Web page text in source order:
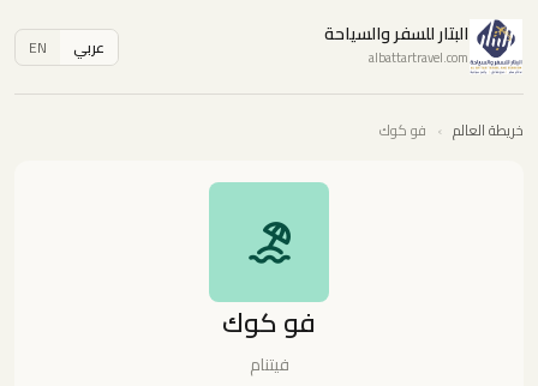
البتار للسفر والسياحة
albattartravel.com عربي EN
خريطة العالم › فو كوك
فو كوك
فيتنام